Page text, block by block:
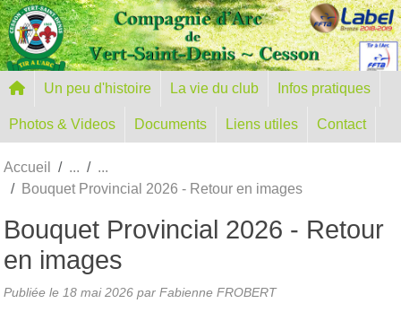
Un peu d'histoire La vie du club Infos pratiques
Photos & Videos Documents Liens utiles Contact
Accueil
Bouquet Provincial 2026 - Retour en images
Bouquet Provincial 2026 - Retour
en images
Publiée le 18 mai 2026 par Fabienne FROBERT
Panneau de gestion des cookies